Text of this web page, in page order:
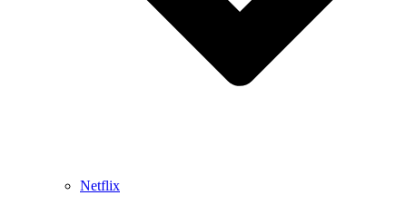
Netflix